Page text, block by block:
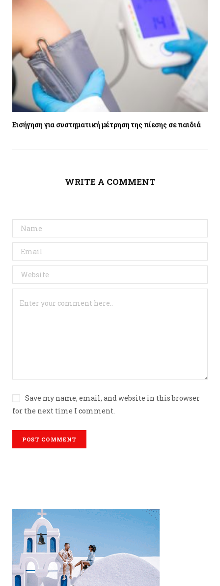
Εισήγηση για συστηματική μέτρηση της πίεσης σε παιδιά
WRITE A COMMENT
Save my name, email, and website in this browser
for the next time I comment.